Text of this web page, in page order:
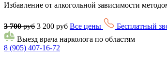
Избавление от алкогольной зависимости
3 700руб 3 200 руб Все цены
Бесплатный
Выезд врача нарколога по областям
8 (905) 407-16-72